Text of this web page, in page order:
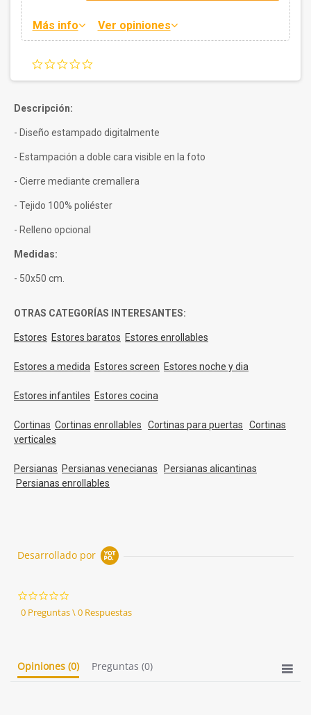
Más info Ver opiniones
Descripción:
- Diseño estampado digitalmente
- Estampación a doble cara visible en la foto
- Cierre mediante cremallera
- Tejido 100% poliéster
- Relleno opcional
Medidas:
- 50x50 cm.
OTRAS CATEGORÍAS INTERESANTES:
Estores Estores baratos Estores enrollables
Estores a medida Estores screen Estores noche y dia
Estores infantiles Estores cocina
Cortinas Cortinas enrollables Cortinas para puertas
Cortinas
verticales
Persianas Persianas venecianas
Persianas alicantinas
Persianas enrollables
Desarrollado por
star
rating
0 Preguntas \ 0 Respuestas
Opiniones (0) Preguntas (0)